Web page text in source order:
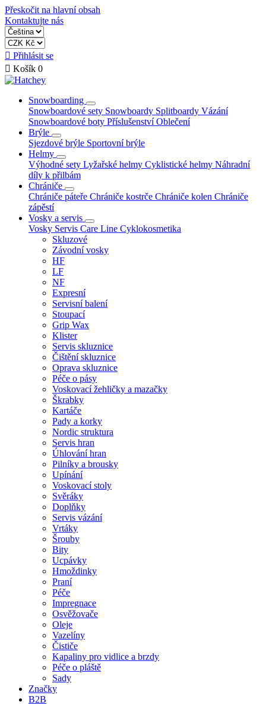
Přeskočit na hlavní obsah
Kontaktujte nás
 Přihlásit se
 Košík 0
Snowboarding
Snowboardové sety Snowboardy Splitboardy Vázání
Snowboardové boty PříslušenstvíOblečení
Brýle
Sjezdové brýle Sportovní brýle
Helmy
Výhodné sety Lyžařské helmy Cyklistické helmy Náhradní
díly k přilbám
Chrániče
Chrániče páteře Chrániče kostrče Chrániče kolen Chrániče
zápěstí
Vosky a servis
Vosky Servis Care Line Cyklokosmetika
Skluzové
Závodní vosky
HF
LF
NF
Expresní
Servisní balení
Stoupací
Grip Wax
Klister
Servis skluznice
Čištění skluznice
Oprava skluznice
Péče o pásy
Voskovací žehličky a mazačky
Škrabky
Kartáče
Pady a korky
Nordic struktura
Servis hran
Úhlování hran
Pilníky a brousky
Upínání
Voskovací stoly
Svěráky
Doplňky
Servis vázání
Vrtáky
Šrouby
Bity
Ucpávky
Hmoždinky
Praní
Péče
Impregnace
Osvěžovače
Oleje
Vazelíny
Čističe
Kapaliny pro vidlice a brzdy
Péče o pláště
Sady
Značky
B2B